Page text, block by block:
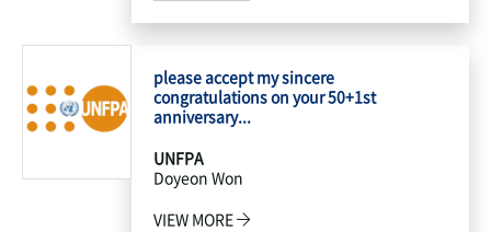
please accept my sincere
congratulations on your 50+1st
anniversary...
UNFPA
Doyeon Won
VIEW MORE